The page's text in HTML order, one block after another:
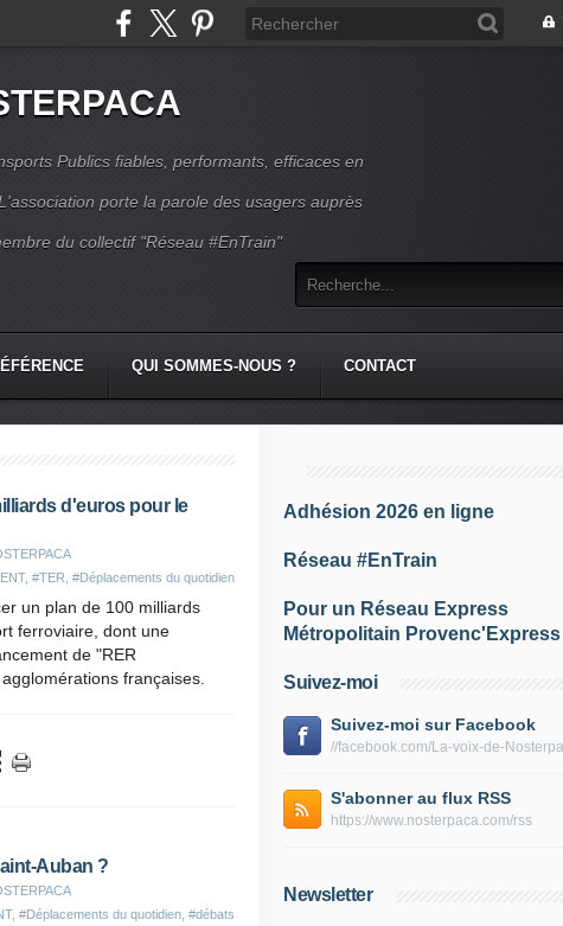
Publics fiables, performants, efficaces en
porte la parole des usagers auprès
du collectif "Réseau #EnTrain"
QUI SOMMES-NOUS ? CONTACT
d'euros pour le
, #TER #Déplacements du quotidien
un plan de 100 milliards
ferroviaire, dont une
de "RER
françaises.
Auban ?
, #Déplacements du quotidien #débats
Adhésion 2026 en ligne
Réseau #EnTrain
Pour un Réseau Express
Métropolitain Provenc'Express
Suivez-moi
Suivez-moi sur Facebook
S'abonner au flux RSS
https://www.nosterpaca.com/rss
Newsletter